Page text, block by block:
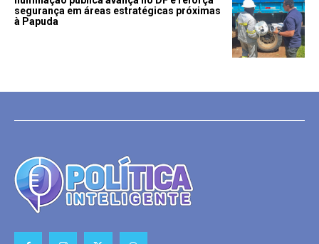
segurança em áreas estratégicas próximas
à Papuda